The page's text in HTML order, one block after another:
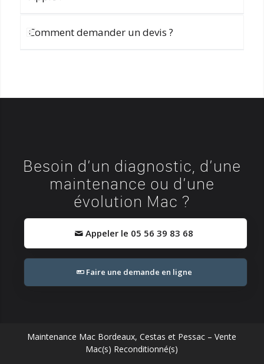
Comment demander un devis ?
Besoin d’un diagnostic, d’une
maintenance ou d’une
évolution Mac ?
Appeler le 05 56 39 83 68
Faire une demande en ligne
Maintenance Mac Bordeaux, Cestas et Pessac – Vente
Mac(s) Reconditionné(s)